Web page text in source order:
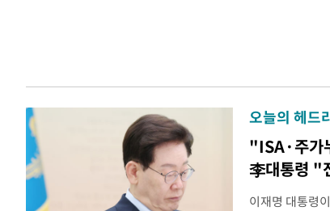
오늘의 헤드
"ISA·주가
李대통령 "
이재명 대통령